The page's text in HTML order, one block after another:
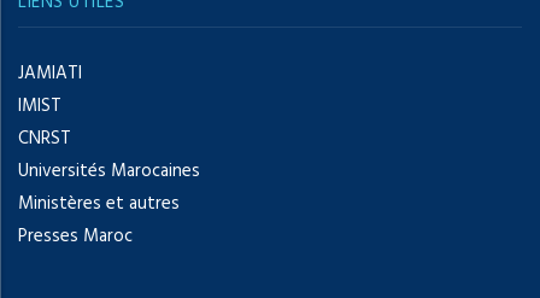
JAMIATI
IMIST
CNRST
Universités Marocaines
Ministères et autres
Presses Maroc